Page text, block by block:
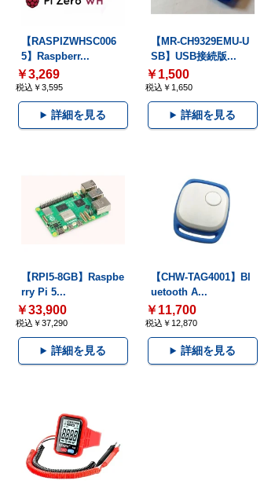
【RASPIZWHSC006
5】Raspberr...
￥3,269
税込￥3,595
詳細を見る
【MR-CH9329EMU-U
SB】USB接続版...
￥1,500
税込￥1,650
詳細を見る
【RPI5-8GB】Raspbe
rry Pi 5...
￥33,900
税込￥37,290
詳細を見る
【CHW-TAG4001】Bl
uetooth A...
￥11,700
税込￥12,870
詳細を見る